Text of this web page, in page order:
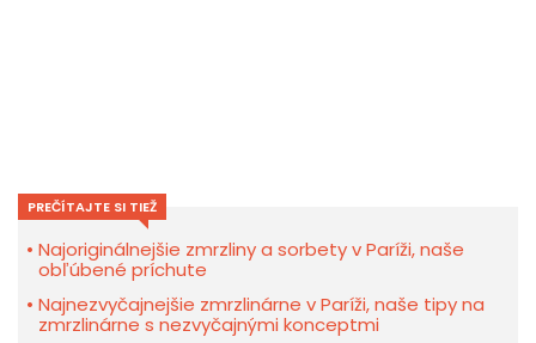
PREČÍTAJTE SI TIEŽ
Najoriginálnejšie zmrzliny a sorbety v Paríži, naše
obľúbené príchute
Najnezvyčajnejšie zmrzlinárne v Paríži, naše tipy na
zmrzlinárne s nezvyčajnými konceptmi